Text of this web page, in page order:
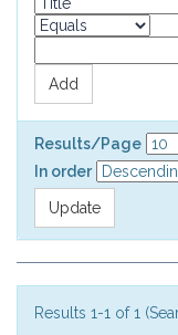
Results/Page
In order
Results 1-1 of 1